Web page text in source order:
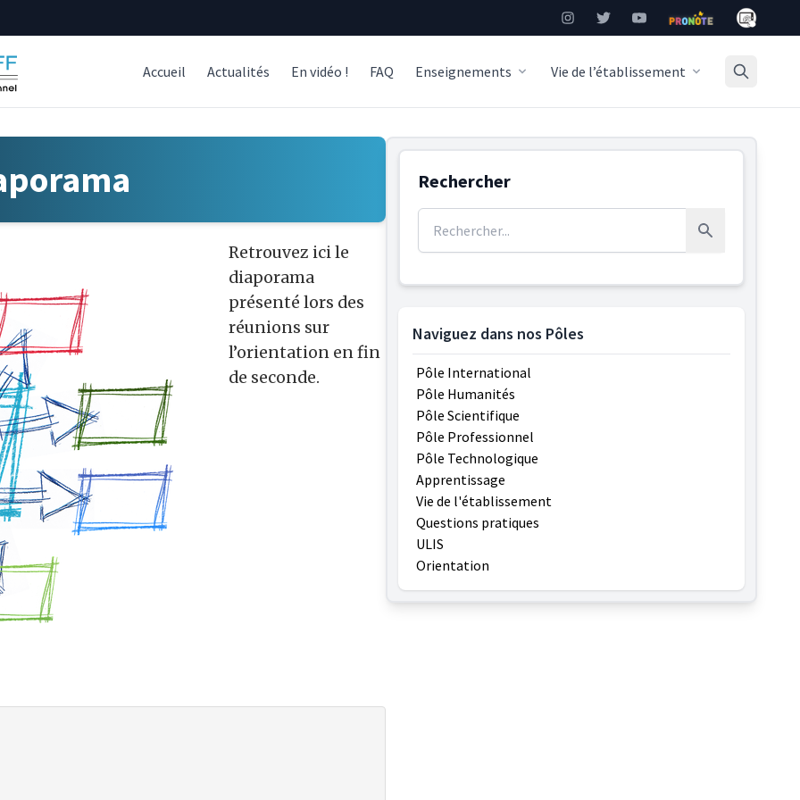
InstagramTwitterYouTubePronote Mon
Accueil Actualités En vidéo ! FAQ Enseignements Vie de l’établissement
Retrouvez ici le
diaporama
présenté lors des
réunions sur
l’orientation en fin
de seconde.
Rechercher
Rechercher
Naviguez dans nos Pôles
Pôle International
Pôle Humanités
Pôle Scientifique
Pôle Professionnel
Pôle Technologique
Apprentissage
Vie de l'établissement
Questions pratiques
ULIS
Orientation